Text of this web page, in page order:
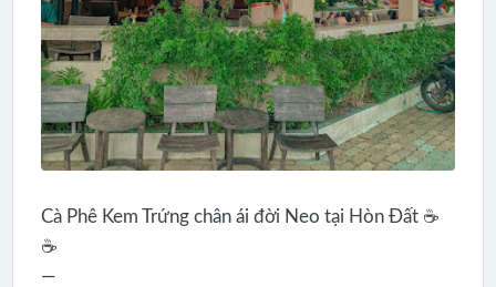
Cà Phê Kem Trứng chân ái đời Neo tại Hòn Đất ☕️
☕️
—